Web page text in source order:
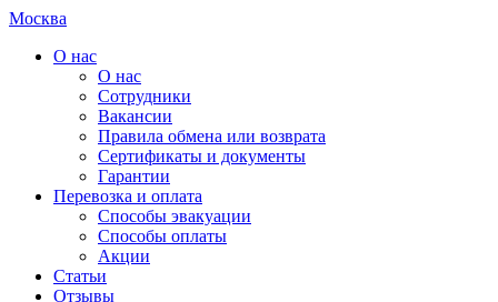
Москва
О нас
О нас
Сотрудники
Вакансии
Правила обмена или возврата
Сертификаты и документы
Гарантии
Перевозка и оплата
Способы эвакуации
Способы оплаты
Акции
Статьи
Отзывы